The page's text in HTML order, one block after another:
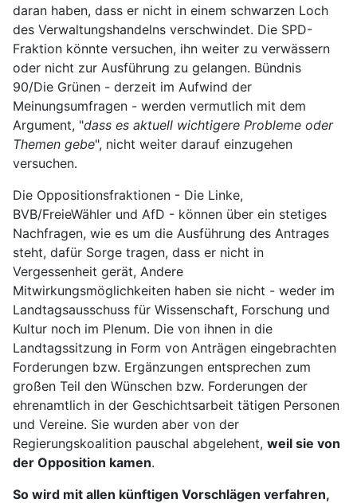
daran haben, dass er nicht in einem schwarzen Loch
des Verwaltungshandelns verschwindet. Die SPD-
Fraktion könnte versuchen, ihn weiter zu verwässern
oder nicht zur Ausführung zu gelangen. Bündnis
90/Die Grünen - derzeit im Aufwind der
Meinungsumfragen - werden vermutlich mit dem
Argument, "dass es aktuell wichtigere Probleme oder
Themen gebe", nicht weiter darauf einzugehen
versuchen.
Die Oppositionsfraktionen - Die Linke,
BVB/FreieWähler und AfD - können über ein stetiges
Nachfragen, wie es um die Ausführung des Antrages
steht, dafür Sorge tragen, dass er nicht in
Vergessenheit gerät, Andere
Mitwirkungsmöglichkeiten haben sie nicht - weder im
Landtagsausschuss für Wissenschaft, Forschung und
Kultur noch im Plenum. Die von ihnen in die
Landtagssitzung in Form von Anträgen eingebrachten
Forderungen bzw. Ergänzungen entsprechen zum
großen Teil den Wünschen bzw. Forderungen der
ehrenamtlich in der Geschichtsarbeit tätigen Personen
und Vereine. Sie wurden aber von der
Regierungskoalition pauschal abgelehent, weil sie von
der Opposition kamen.
So wird mit allen künftigen Vorschlägen verfahren,